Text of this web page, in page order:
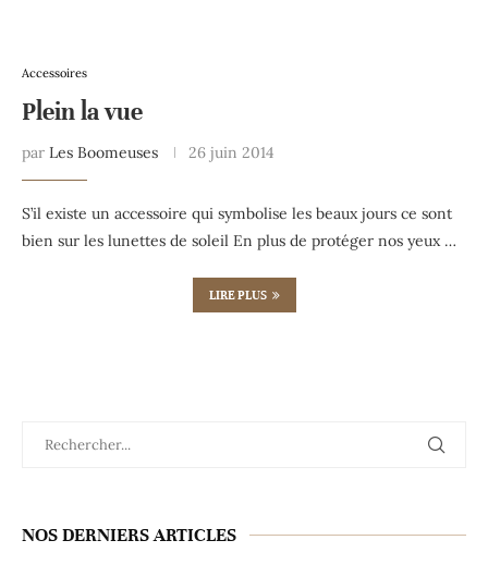
Accessoires
Plein la vue
par Les Boomeuses 26 juin 2014
S’il existe un accessoire qui symbolise les beaux jours ce sont
bien sur les lunettes de soleil En plus de protéger nos yeux …
LIRE PLUS
NOS DERNIERS ARTICLES